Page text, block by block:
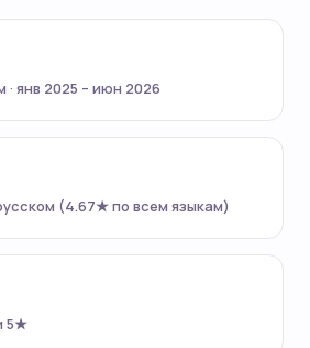
янв 2025 – июн 2026
(4.67★ по всем языкам)
5★